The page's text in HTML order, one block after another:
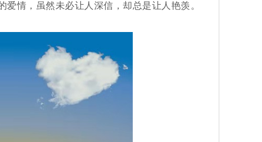
情，虽然未必让人深信，却总是让人艳羡。